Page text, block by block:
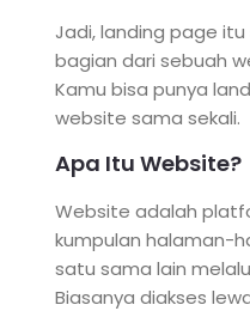
Jadi, landing page
bagian dari sebuah
Kamu bisa punya
website sama sekali.
Apa Itu Website?
Website adalah
kumpulan halaman-
satu sama lain
Biasanya diakses